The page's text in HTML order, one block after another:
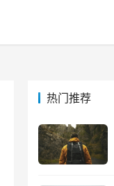
热门推荐